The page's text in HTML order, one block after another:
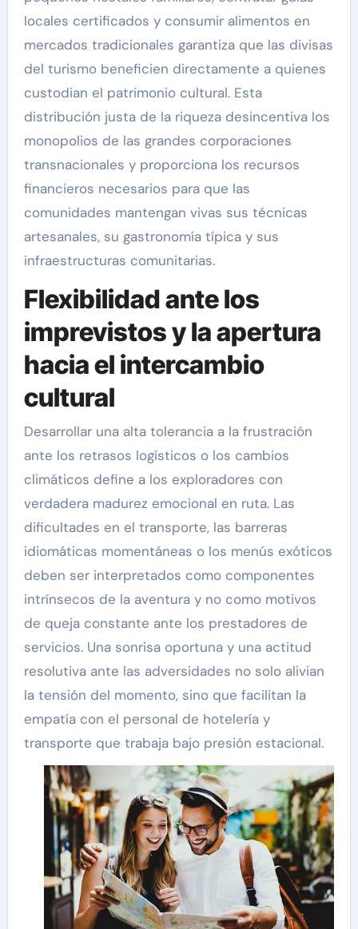
locales certificados y consumir alimentos en
mercados tradicionales garantiza que las divisas
del turismo beneficien directamente a quienes
custodian el patrimonio cultural. Esta
distribución justa de la riqueza desincentiva los
monopolios de las grandes corporaciones
transnacionales y proporciona los recursos
financieros necesarios para que las
comunidades mantengan vivas sus técnicas
artesanales, su gastronomía típica y sus
infraestructuras comunitarias.
Flexibilidad ante los
imprevistos y la apertura
hacia el intercambio
cultural
Desarrollar una alta tolerancia a la frustración
ante los retrasos logísticos o los cambios
climáticos define a los exploradores con
verdadera madurez emocional en ruta. Las
dificultades en el transporte, las barreras
idiomáticas momentáneas o los menús exóticos
deben ser interpretados como componentes
intrínsecos de la aventura y no como motivos
de queja constante ante los prestadores de
servicios. Una sonrisa oportuna y una actitud
resolutiva ante las adversidades no solo alivian
la tensión del momento, sino que facilitan la
empatía con el personal de hotelería y
transporte que trabaja bajo presión estacional.